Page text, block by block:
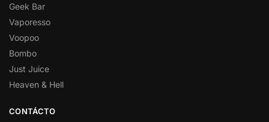
Geek Bar
Vaporesso
Voopoo
Bombo
Just Juice
Heaven & Hell
CONTÁCTO